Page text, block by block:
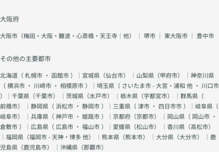
大阪府
大阪市（梅田・大阪・難波・心斎橋・天王寺｜他） ｜ 堺市 ｜ 東大阪市 ｜ 豊中市
その他の主要都市
北海道（札幌市 ・ 函館市）｜宮城県（仙台市） ｜山梨県（甲府市） ｜神奈川県
（横浜市 ・ 川崎市 ・ 相模原市）｜埼玉県（ さいたま市 - 大宮・浦和 他 ・ 川口市
）｜千葉県（千葉市） ｜茨城県（水戸市） ｜栃木県（宇都宮市） ｜群馬県（
前橋市） ｜静岡県（浜松市 ・ 静岡市）｜三重県（津市 ・ 四日市市）｜岐阜県（
岐阜市） ｜兵庫県（神戸市 ・ 姫路市）｜京都府（京都市） ｜岡山県（ 岡山市 ・
倉敷市）｜広島県（ 広島市 ・ 福山市）｜愛媛県（松山市） ｜香川県（高松市）
｜福岡県（福岡市 - 天神・博多 他） ｜熊本県（熊本市） ｜大分県（大分市） ｜鹿
児島県（鹿児島市） ｜沖縄県（那覇市）